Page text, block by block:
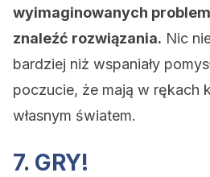
wyimaginowanych
znaleźć rozwiązania. Nic
bardziej niż wspaniały
poczucie, że mają w rękach
własnym światem.
7. GRY!